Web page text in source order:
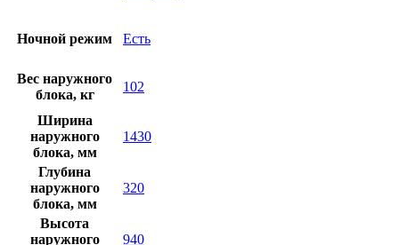
Ночной режим Есть
Вес наружного
блока, кг
102
Ширина
наружного
блока, мм
1430
Глубина
наружного
блока, мм
320
Высота
наружного
940